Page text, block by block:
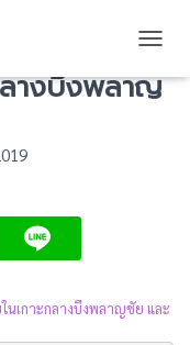
อ็ด จ่าย
ลางบึงพลาญ
นเกาะกลางบึงพลาญชัย และ